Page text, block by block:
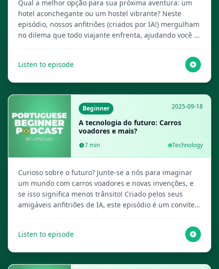
Qual a melhor opção para sua próxima aventura: um
hotel aconchegante ou um hostel vibrante? Neste
episódio, nossos anfitriões (criados por IA!) mergulham
no dilema que todo viajante enfrenta, ajudando você a
completo, criar flashcards multimídia e mais recursos
Listen to episode
Beginner 2025-09-18
A tecnologia do futuro: Carros
voadores e mais?
7 min Technology
Curioso sobre o futuro? Junte-se a nós para imaginar
um mundo com carros voadores e novas invenções, e
se isso significa menos trânsito! Criado pelos seus
amigáveis anfitriões de IA, este episódio é um convite
flashcards multimídia e mais recursos de aprendizado
Listen to episode